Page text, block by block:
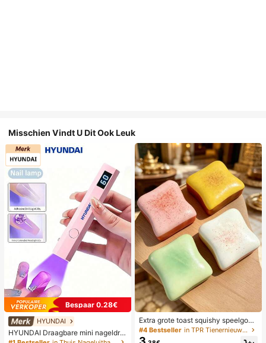
Misschien Vindt U Dit Ook Leuk
Bespaar 0.28€
HYUNDAI
HYUNDAI Draagbare mini nageldro
ger, oplaadbare handlamp UV/LED
Extra grote toast squishy speelgoe
d, superzachte boter toast stressve
rlichtend knijpspeelgoed, verkrijgba
#4 Bestseller in TPR Tienernieuwigheid en grappenspeelgoed